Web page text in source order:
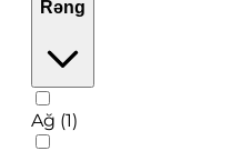
Rəng
Ağ (1)